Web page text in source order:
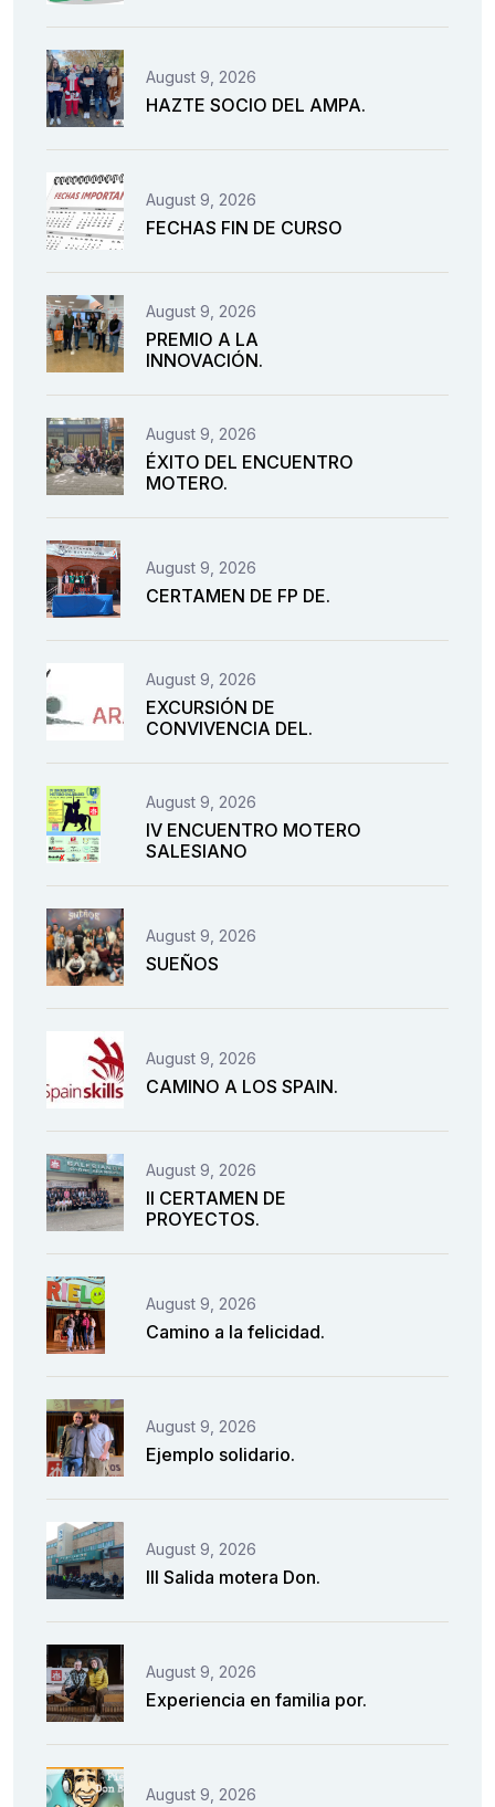
August 9, 2026
HAZTE SOCIO DEL AMPA.
August 9, 2026
FECHAS FIN DE CURSO
August 9, 2026
PREMIO A LA
INNOVACIÓN.
August 9, 2026
ÉXITO DEL ENCUENTRO
MOTERO.
August 9, 2026
CERTAMEN DE FP DE.
August 9, 2026
EXCURSIÓN DE
CONVIVENCIA DEL.
August 9, 2026
IV ENCUENTRO MOTERO
SALESIANO
August 9, 2026
SUEÑOS
August 9, 2026
CAMINO A LOS SPAIN.
August 9, 2026
II CERTAMEN DE
PROYECTOS.
August 9, 2026
Camino a la felicidad.
August 9, 2026
Ejemplo solidario.
August 9, 2026
III Salida motera Don.
August 9, 2026
Experiencia en familia por.
August 9, 2026